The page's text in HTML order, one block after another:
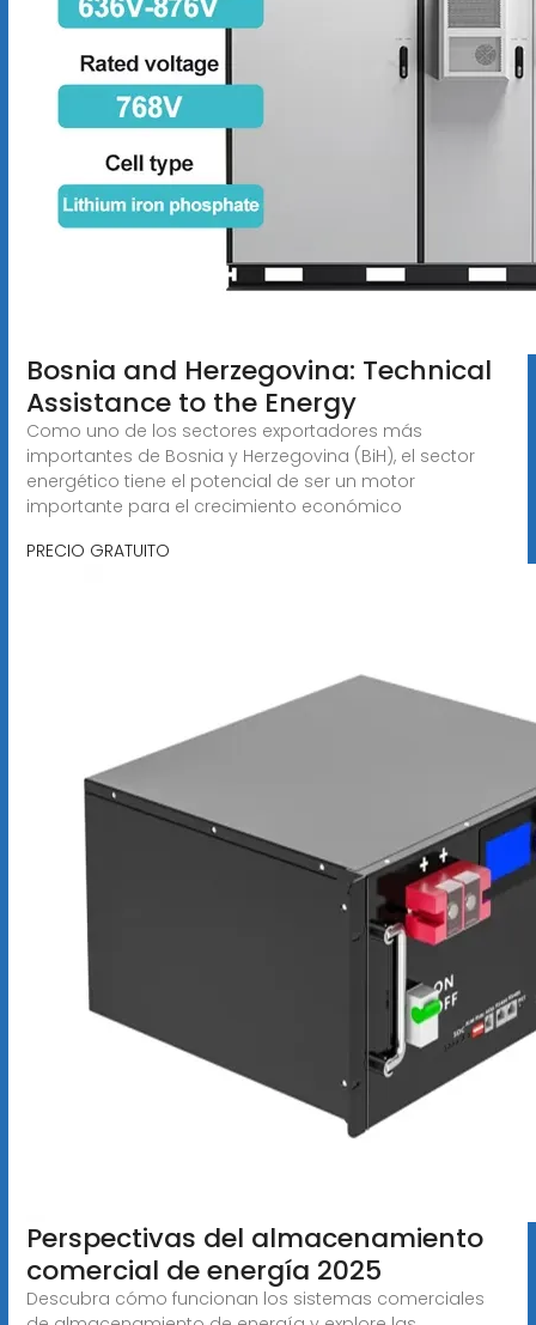
Bosnia and Herzegovina: Technical
Assistance to the Energy
Como uno de los sectores exportadores más
importantes de Bosnia y Herzegovina (BiH), el sector
energético tiene el potencial de ser un motor
importante para el crecimiento económico
PRECIO GRATUITO
Perspectivas del almacenamiento
comercial de energía 2025
Descubra cómo funcionan los sistemas comerciales